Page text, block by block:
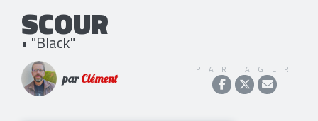
SCOUR
• "Black"
parClément
PARTAGER